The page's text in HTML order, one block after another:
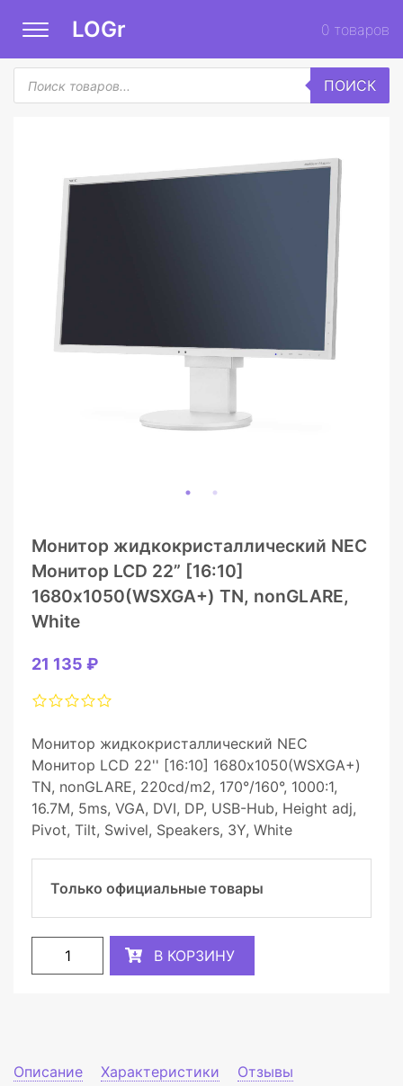
LOGr 0 товаров
Поиск
товаров
ПОИСК
Монитор жидкокристаллический NEC
Монитор LCD 22” [16:10]
1680х1050(WSXGA+) TN, nonGLARE,
White
21 135 ₽
Монитор жидкокристаллический NEC
Монитор LCD 22'' [16:10] 1680х1050(WSXGA+)
TN, nonGLARE, 220cd/m2, 170°/160°, 1000:1,
16.7M, 5ms, VGA, DVI, DP, USB-Hub, Height adj,
Pivot, Tilt, Swivel, Speakers, 3Y, White
Только официальные товары
В КОРЗИНУ
Описание Характеристики Отзывы